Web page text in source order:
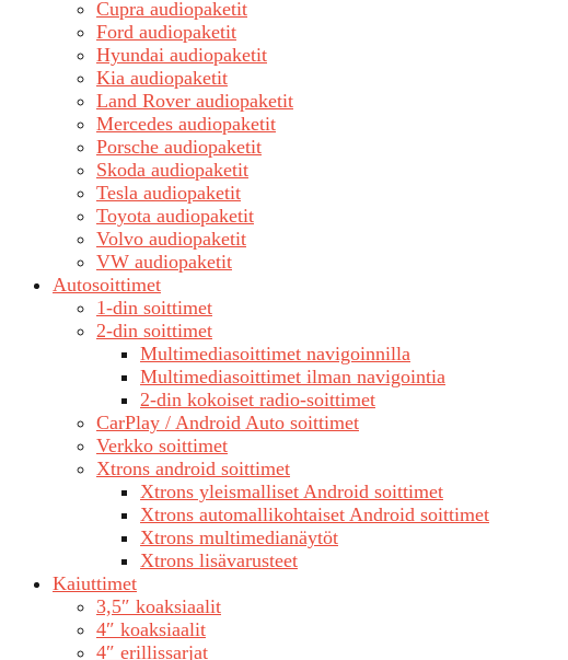
Cupra audiopaketit
Ford audiopaketit
Hyundai audiopaketit
Kia audiopaketit
Land Rover audiopaketit
Mercedes audiopaketit
Porsche audiopaketit
Skoda audiopaketit
Tesla audiopaketit
Toyota audiopaketit
Volvo audiopaketit
VW audiopaketit
Autosoittimet
1-din soittimet
2-din soittimet
Multimediasoittimet navigoinnilla
Multimediasoittimet ilman navigointia
2-din kokoiset radio-soittimet
CarPlay / Android Auto soittimet
Verkko soittimet
Xtrons android soittimet
Xtrons yleismalliset Android soittimet
Xtrons automallikohtaiset Android soittimet
Xtrons multimedianäytöt
Xtrons lisävarusteet
Kaiuttimet
3,5″ koaksiaalit
4″ koaksiaalit
4″ erillissarjat